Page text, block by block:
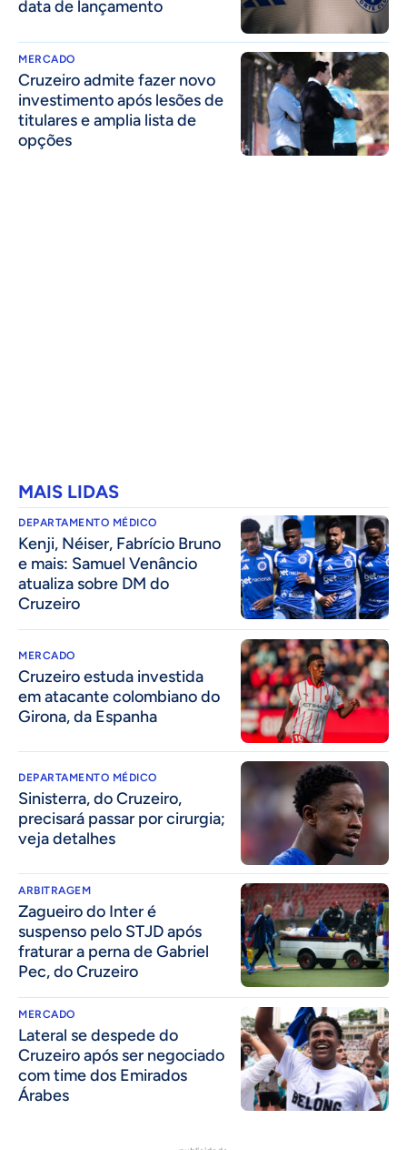
data de lançamento
MERCADO
Cruzeiro admite fazer novo
investimento após lesões de
titulares e amplia lista de
opções
MAIS LIDAS
DEPARTAMENTO MÉDICO
Kenji, Néiser, Fabrício Bruno
e mais: Samuel Venâncio
atualiza sobre DM do
Cruzeiro
MERCADO
Cruzeiro estuda investida
em atacante colombiano do
Girona, da Espanha
DEPARTAMENTO MÉDICO
Sinisterra, do Cruzeiro,
precisará passar por cirurgia;
veja detalhes
ARBITRAGEM
Zagueiro do Inter é
suspenso pelo STJD após
fraturar a perna de Gabriel
Pec, do Cruzeiro
MERCADO
Lateral se despede do
Cruzeiro após ser negociado
com time dos Emirados
Árabes